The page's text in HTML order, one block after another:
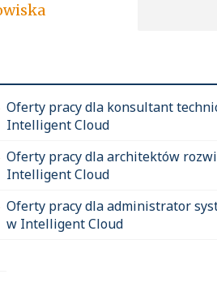
Oferty pracy dla konsultant
Intelligent Cloud
Oferty pracy dla architektów
Intelligent Cloud
Oferty pracy dla administrator
w Intelligent Cloud